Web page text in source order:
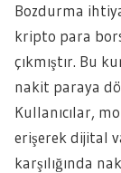
Bozdurma
kripto para
çıkmıştır. Bu
nakit paraya
Kullanıcılar,
erişerek dijital
karşılığında